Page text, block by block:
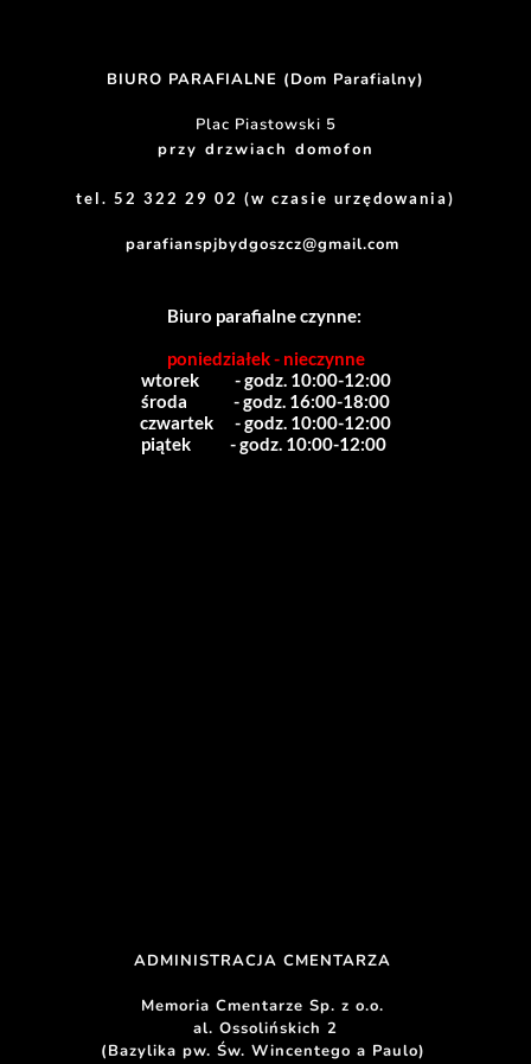
BIURO PARAFIALNE (Dom Parafialny)
Plac Piastowski 5
przy drzwiach domofon
tel. 52 322 29 02 (w czasie urzędowania)
parafianspjbydgoszcz@gmail.com
Biuro parafialne czynne:
poniedziałek - nieczynne
wtorek          - godz. 10:00-12:00
środa             - godz. 16:00-18:00
czwartek      - godz. 10:00-12:00
piątek           - godz. 10:00-12:00
ADMINISTRACJA CMENTARZA
Memoria Cmentarze Sp. z o.o.
al. Ossolińskich 2
(Bazylika pw. Św. Wincentego a Paulo)